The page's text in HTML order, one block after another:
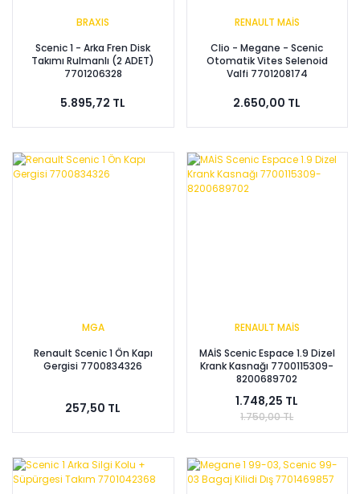
BRAXIS
Scenic 1 - Arka Fren Disk
Takımı Rulmanlı (2 ADET)
7701206328
5.895,72 TL
RENAULT MAİS
Clio - Megane - Scenic
Otomatik Vites Selenoid
Valfi 7701208174
2.650,00 TL
MGA
Renault Scenic 1 Ön Kapı
Gergisi 7700834326
257,50 TL
RENAULT MAİS
MAİS Scenic Espace 1.9 Dizel
Krank Kasnağı 7700115309-
8200689702
1.748,25 TL
1.750,00 TL